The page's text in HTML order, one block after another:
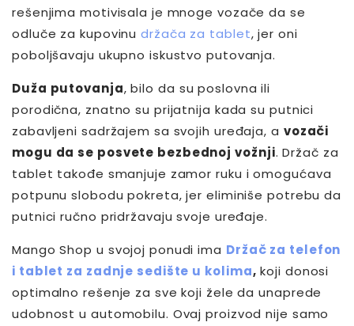
rešenjima motivisala je mnoge vozače da se
odluče za kupovinudržača za tablet, jer oni
poboljšavaju ukupno iskustvo putovanja.
Duža putovanja, bilo da su poslovna ili
porodična, znatno su prijatnija kada su putnici
zabavljeni sadržajem sa svojih uređaja, a vozači
mogu da se posvete bezbednoj vožnji. Držač za
tablet takođe smanjuje zamor ruku i omogućava
potpunu slobodu pokreta, jer eliminiše potrebu da
putnici ručno pridržavaju svoje uređaje.
Mango Shop u svojoj ponudi ima Držač za telefon
i tablet za zadnje sedište u kolima, koji donosi
optimalno rešenje za sve koji žele da unaprede
udobnost u automobilu. Ovaj proizvod nije samo